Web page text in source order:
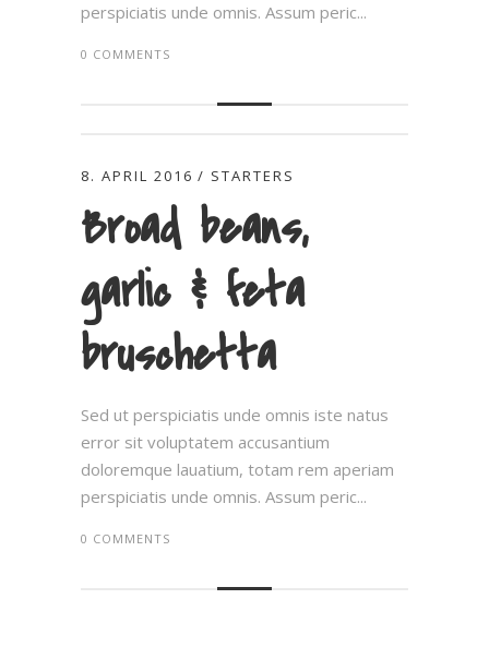
perspiciatis unde omnis. Assum peric...
0 COMMENTS
8. APRIL 2016 STARTERS
Broad beans,
garlic & feta
bruschetta
Sed ut perspiciatis unde omnis iste natus
error sit voluptatem accusantium
doloremque lauatium, totam rem aperiam
perspiciatis unde omnis. Assum peric...
0 COMMENTS